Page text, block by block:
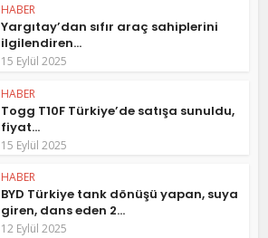
HABER
Yargıtay’dan sıfır araç sahiplerini
ilgilendiren...
15 Eylül 2025
HABER
Togg T10F Türkiye’de satışa sunuldu,
fiyat...
15 Eylül 2025
HABER
BYD Türkiye tank dönüşü yapan, suya
giren, dans eden 2...
12 Eylül 2025